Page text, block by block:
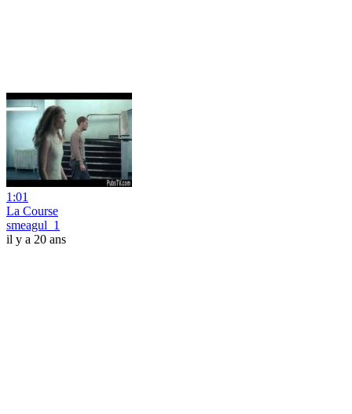
1:01
La Course
smeagul_1
il y a 20 ans